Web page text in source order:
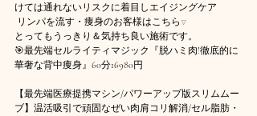
けては通れないリスクに着目しエイジングケア
リンパを流す・痩身のお客様はこちら▽
とってもうっきり＆気持ち良い施術です。
🎯最先端セルライティマジック『脱ハミ肉!徹底的に
華奢な背中痩身』60分16980円
【最先端医療提携マシン/パワーアップ版スリムムー
ブ】温活吸引で頑固なぜい肉肩コリ解消/セル脂肪・